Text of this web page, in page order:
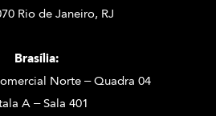
Rio de Janeiro, RJ
Brasília:
Norte – Quadra 04
A – Sala 401